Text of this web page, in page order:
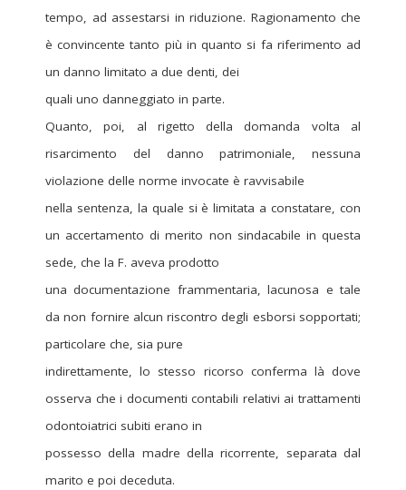
tempo, ad assestarsi in riduzione. Ragionamento che
è convincente tanto più in quanto si fa riferimento ad
un danno limitato a due denti, dei
quali uno danneggiato in parte.
Quanto, poi, al rigetto della domanda volta al
risarcimento del danno patrimoniale, nessuna
violazione delle norme invocate è ravvisabile
nella sentenza, la quale si è limitata a constatare, con
un accertamento di merito non sindacabile in questa
sede, che la F. aveva prodotto
una documentazione frammentaria, lacunosa e tale
da non fornire alcun riscontro degli esborsi sopportati;
particolare che, sia pure
indirettamente, lo stesso ricorso conferma là dove
osserva che i documenti contabili relativi ai trattamenti
odontoiatrici subiti erano in
possesso della madre della ricorrente, separata dal
marito e poi deceduta.